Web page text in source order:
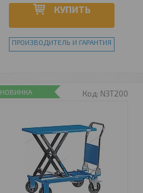
КУПИТЬ
ПРОИЗВОДИТЕЛЬ И ГАРАНТИЯ
N3T200
НОВИНКА